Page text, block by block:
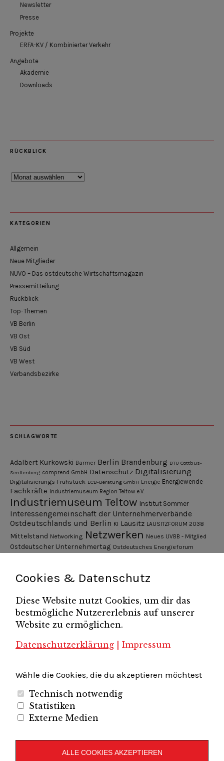
Newsletter
Presse
Projekte
ERFA-KV / Kombinierter Verkehr
Angebote
Akademie
Downloads
RÜCKBLICK
Rückblick
KATEGORIEN
Allgemein
Neue Mitglieder
NUVO – Das ostdeutsche Wirtschaftsmagazin
Pressemitteilung
Rückblick
Top-Themen
VB Berlin
VB Ost
VB Süd
VB West
Verbandsbezirke
SCHLAGWORTE
Adalbert Kurkowski Barmer Berlin Brandenburg BTU Cottbus-
Senftenberg comprend GmbH Datenschutz Digitalisierung
Digitalisierungs-Frühstück ECB-Beratung GmbH Energie Energiewende
Fachkräfte Industriemuseum Region Teltow e.V.
Industriemuseum Teltow Institut Sommer
Interessengemeinschaft der Unternehmerverbände
Ostdeutschlands und Berlin KI Lausitz LAUSITZFORUM 2038
Mittelstand Networking Netzwerken Neues UVBB - Mitglied
Ostdeutscher Unternehmertag Ostdeutsches Energieforum
Pressemitteilung
Unternehmerfrühstück
Unternehmerverband
Brandenburg-Berlin e.V.
Unternehmerverband Sachsen e.V.
Unternehmervereinigung Uckermark e.V.
Wirtschaftshof Spandau e.V. Volkswirtschaftlicher Dialog
Unternehmerverband Brandenburg-Berlin e.V.
Folgen Sie uns auf
Cookies & Datenschutz
Diese Website nutzt Cookies, um dir das
bestmögliche Nutzererlebnis auf unserer
Website zu ermöglichen.
Datenschutzerklärung
Impressum
Wähle die Cookies, die du akzeptieren möchtest
Technisch notwendig
Statistiken
Externe Medien
ALLE COOKIES AKZEPTIEREN